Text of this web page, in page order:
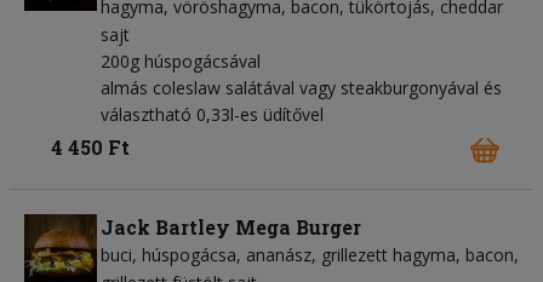
hagyma vöröshagyma bacon tükörtojás cheddar
sajt
200g húspogácsával
almás coleslaw salátával vagy steakburgonyával és
választható 0,33l-es üdítővel
4 450 Ft
Jack Bartley Mega Burger
buci húspogácsa ananász grillezett hagyma bacon